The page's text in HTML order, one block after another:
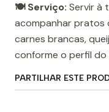
🍽️ Serviço: Servir à
acompanhar pratos
carnes brancas,
conforme o perfil do
PARTILHAR ESTE